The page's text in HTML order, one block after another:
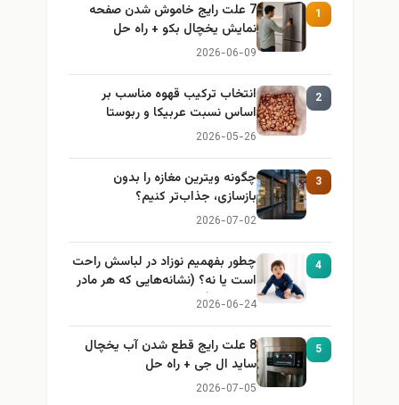
1
7 علت رایج خاموش شدن صفحه
نمایش یخچال بکو + راه حل
2026-06-09
2
انتخاب ترکیب قهوه مناسب بر
اساس نسبت عربیکا و ربوستا
2026-05-26
3
چگونه ویترین مغازه را بدون
بازسازی، جذاب‌تر کنیم؟
2026-07-02
4
چطور بفهمیم نوزاد در لباسش راحت
است یا نه؟ (نشانه‌هایی که هر مادر
باید بداند)
2026-06-24
5
8 علت رایج قطع شدن آب یخچال
ساید ال جی + راه حل
2026-07-05